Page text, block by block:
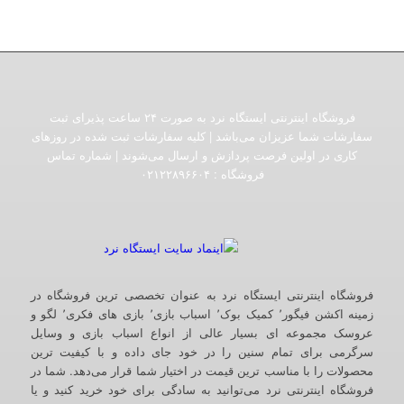
فروشگاه اینترنتی ایستگاه نرد به صورت ۲۴ ساعت پذیرای ثبت
سفارشات شما عزیزان می‌باشد | کلیه سفارشات ثبت شده در روزهای
کاری در اولین فرصت پردازش و ارسال می‌شوند | شماره تماس
فروشگاه :‌ ۰۲۱۲۲۸۹۶۶۰۴
فروشگاه اینترنتی ایستگاه نرد به عنوان تخصصی ترین فروشگاه در
زمینه اکشن فیگور٬ کمیک بوک٬ اسباب بازی٬ بازی های فکری٬ لگو و
عروسک مجموعه ای بسیار عالی از انواع اسباب بازی و وسایل
سرگرمی برای تمام سنین را در خود جای داده و با کیفیت ترین
محصولات را با مناسب ترین قیمت در اختیار شما قرار می‌دهد. شما در
فروشگاه اینترنتی نرد می‌توانید به سادگی برای خود خرید کنید و یا